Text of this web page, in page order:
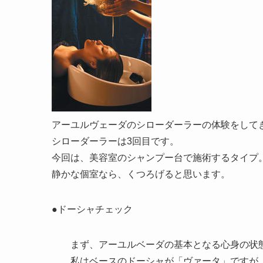
アーユルヴェーダのシローダーラーの体験をして
シローダーラーは3回目です。
今回は、美容室のシャンプー台で施術するタイプ。
静かな個室なら、くつろげると思います。
●ドーシャチェック
まず、アーユルベーダの基本となる心身の状
私はベースのドーシャが「ヴァータ」ですが、